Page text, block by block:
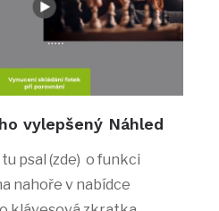
vylepšený Náhled
psal (zde) o funkci
nahoře v nabídce